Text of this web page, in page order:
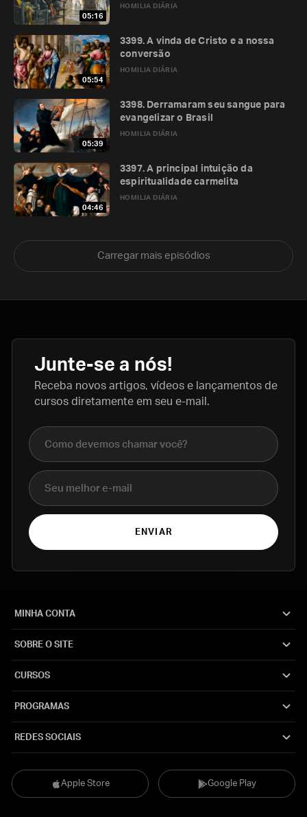
05:16
HOMILIA DIÁRIA
05:54
HOMILIA DIÁRIA
3399. A vinda de Cristo e a nossa
conversão
05:39
HOMILIA DIÁRIA
3398. Derramaram seu sangue para
evangelizar o Brasil
04:46
HOMILIA DIÁRIA
3397. A principal intuição da
espiritualidade carmelita
Carregar mais episódios
Junte-se a nós!
Receba novos artigos, vídeos e lançamentos de
cursos diretamente em seu e-mail.
Nome completo
E-mail
ENVIAR
Apple Store Google Play
MINHA CONTA
SOBRE O SITE
CURSOS
PROGRAMAS
REDES SOCIAIS